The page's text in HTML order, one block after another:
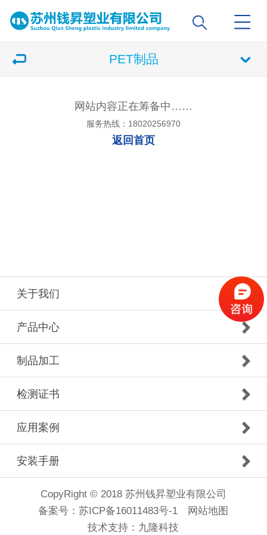
PET制品
网站内容正在筹备中……
服务热线：18020256970
返回首页
关于我们
产品中心
制品加工
检测证书
应用案例
安装手册
CopyRight © 2018 苏州钱昇塑业有限公司
备案号：苏ICP备16011483号-1
网站地图
技术支持： 九隆科技